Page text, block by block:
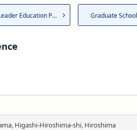
Phoenix Leader Education Prog...
Higashi-Hiroshima-shi, Hiroshima